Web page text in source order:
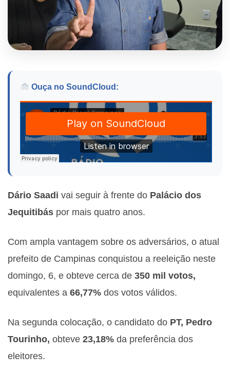
Ouça no SoundCloud:
Dário Saadi vai seguir à frente do Palácio dos
Jequitibás por mais quatro anos.
Com ampla vantagem sobre os adversários, o atual
prefeito de Campinas conquistou a reeleição neste
domingo, 6, e obteve cerca de 350 mil votos,
equivalentes a 66,77% dos votos válidos.
Na segunda colocação, o candidato do PT, Pedro
Tourinho, obteve 23,18% da preferência dos
eleitores.